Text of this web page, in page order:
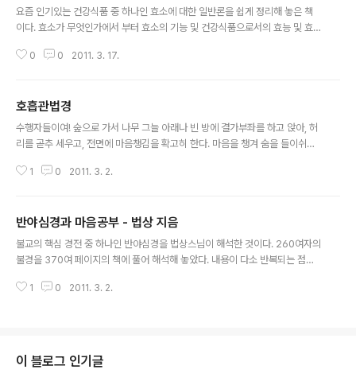
많았습니다. 젊은이들에게 추천할 만한 책이라고 생각됩니
다. 왜 청춘콘서트가 대학생들에게 그리 인기가 좋은 지 짐
근거와 논리를 명확히 제시함으로써 읽는 사람이 고개를
요즘 인기있는 건강식품 중 하나인 효소에 대한 일반론을 쉽게 정리해 놓은 책
이다. 효소가 무엇인가에서 부터 효소의 기능 및 건강식품으로서의 효능 및 효
는 법에 대해서는 나오지 않는다. 추천: 효소가 생소하고 효소가 과연 무엇인지
생명체 내에서 다양하게 존재하는 단백질로 이루어진 촉매작용(catalysis)을
하는 물질이다. 현재까지 과학자들은 우리 몸 속에 수천 종의 효소가 있다는 것
을 발견했다. 그렇다면 왜 이렇게 많은 효소가 필요한가? 이유는 한 효소는 한가
0 0 2011. 3. 17.
호흡관법경
수행자들이여! 숲으로 가서 나무 그늘 아래나 빈 방에 결가부좌를 하고 앉아, 허
리를 곧추 세우고, 전면에 마음챙김을 확고히 한다. 마음을 챙겨 숨을 들이쉬고
들이 쉰다' 고 알아차리고 숨을 길게 내쉬면서 '숨을 길게 내쉰다' 고 알아차린
리라' 하고 수련하며, 온 몸을 감지면서 '숨을 내쉬리라' 고 수련한다. 4. 온 몸의
작용(身行)을 편안히 하면서 '숨을 들이쉬리라' 하고 수련하며, 온 몸의 작용을
편안히 하면서 '숨을 내쉬리라' 하며 수련한다. 受念處(..
1 0 2011. 3. 2.
반야심경과 마음공부 - 법상 지음
불교의 핵심 경전 중 하나인 반야심경을 법상스님이 해석한 것이다. 260여자의
불경을 370여 페이지의 책에 풀어 해석해 놓았다. 내용이 다소 반복되는 점도
계적으로 잘 정리해 놓은 책이다. 어느정도의 불교에 대한 관심과 지식이 있고,
다 함은 집착할 것이 없다 함이다. 집착할 것이 없는 사람이라야 스스로 마음의
평화를 깨닫는다. 관세음 보살이란 내면에 있는 '참나'를 의미한다. 다만 가만..
1 0 2011. 3. 2.
이 블로그 인기글